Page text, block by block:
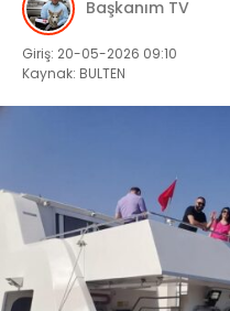
Başkanım TV
Giriş: 20-05-2026 09:10
Kaynak: BULTEN